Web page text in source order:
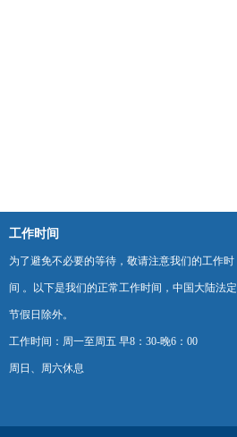
工作时间
为了避免不必要的等待，敬请注意我们的工作时
间 。以下是我们的正常工作时间，中国大陆法定
节假日除外。
工作时间：周一至周五 早8：30-晚6：00
周日、周六休息